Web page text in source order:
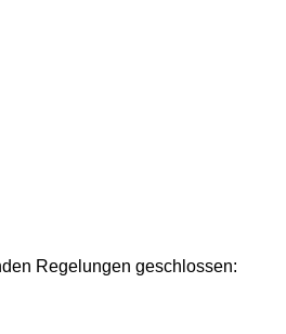
Regelungen geschlossen: